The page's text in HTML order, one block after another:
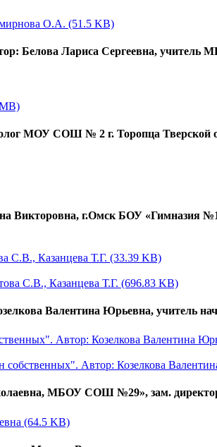
О.А. (51.5 KB)
Белова Лариса Сергеевна,
МОУ СОШ № 2 г. Торопца Тверской
Викторовна, г.Омск БОУ «Гимназия
С.В., Казанцева Т.Г. (33.39 KB)
С.В., Казанцева Т.Г. (696.83 KB)
Валентина Юрьевна, учитель
Автор: Козелкова Валентина
собственных". Автор: Козелкова
МБОУ СОШ №29», зам.
(64.5 KB)